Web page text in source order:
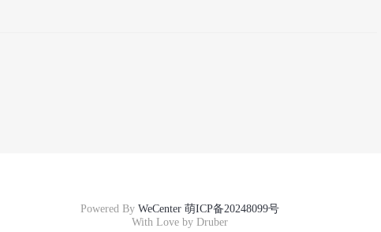
Powered By WeCenter 萌ICP备20248099号
With Love by Druber